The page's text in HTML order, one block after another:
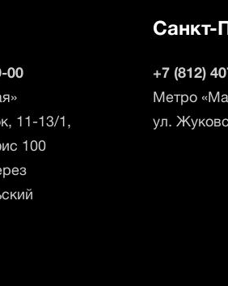
00
11-13/1,
100
Санкт-
+7 (812)
Метро
ул.